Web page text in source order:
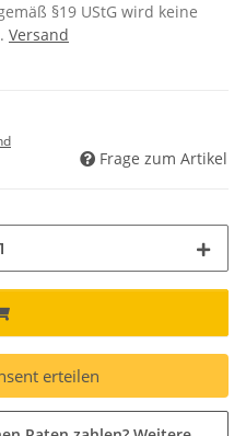
§19 UStG wird keine
Versand
Frage zum Artikel
erteilen